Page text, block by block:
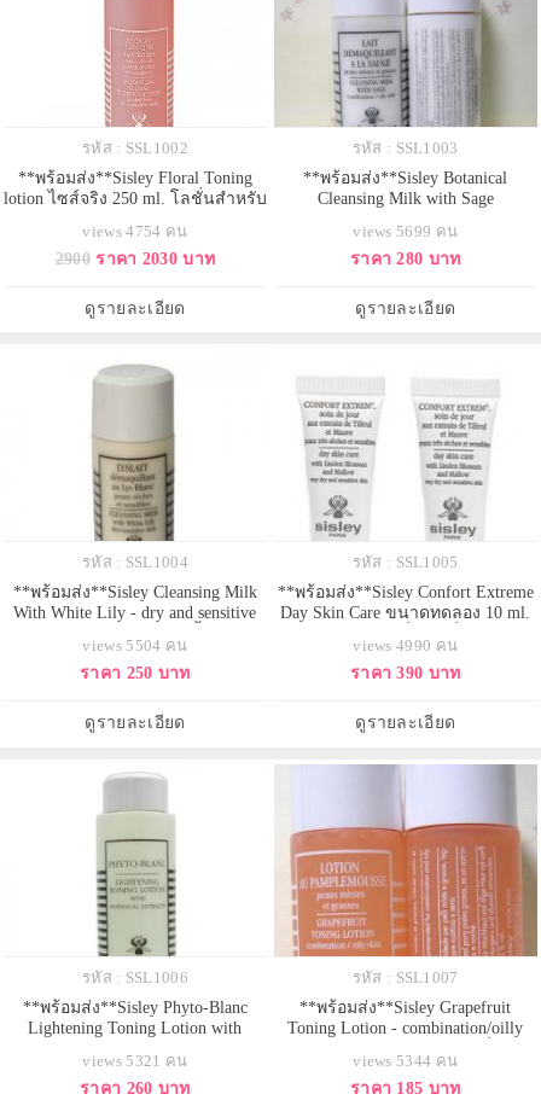
รหัส : SSL1002
**พร้อมส่ง**Sisley Floral Toning
lotion ไซส์จริง 250 ml. โลชั่นสำหรับ
ปราศจากแอลกอฮอล์ ช่วยผ่อนคลาย
ปรับสภาพผิว ให้ความรู้สึกสดชื่น
ให้กับผิว พร้อมทั้งทำความสะอาด
และช่วยกระชับรูขุมขน
views 4754 คน
2900 ราคา 2030 บาท
ดูรายละเอียด
รหัส : SSL1003
**พร้อมส่ง**Sisley Botanical
Cleansing Milk with Sage
30 ml. ครีมเนื้อนุ่มละเอียด ช่วยลบ
คราบเครื่องสำอาง สิ่งสกปรกและ
บริสุทธิ์นุ่มนวล ด้วยสารบำรุงจาก
สาเก ช่วยควบคุมความมันส่วนเกิน
views 5699 คน
ราคา 280 บาท
ดูรายละเอียด
รหัส : SSL1004
**พร้อมส่ง**Sisley Cleansing Milk
With White Lily - dry and sensitive
หน้าสารสกัดจากดอกลิลลี่ขาว ช่วย
เช็ดเครื่องสำอางออกได้อย่างหมดจด
เหมาะกับผิวแห้งแพ้ง่าย
views 5504 คน
ราคา 250 บาท
ดูรายละเอียด
รหัส : SSL1005
**พร้อมส่ง**Sisley Confort Extreme
Day Skin Care ขนาดทดลอง 10 ml.
ชื่นสดใส เหมาะสำหรับผิวแห้งและ
แพ้ง่าย
views 4990 คน
ราคา 390 บาท
ดูรายละเอียด
รหัส : SSL1006
**พร้อมส่ง**Sisley Phyto-Blanc
Lightening Toning Lotion with
ml. โลชั่นเช็ดหน้าปรับสภาพผิวคืนสู่
ความสมดุลย์ พร้อมเพิ่มความขาว
views 5321 คน
ราคา 260 บาท
รหัส : SSL1007
**พร้อมส่ง**Sisley Grapefruit
Toning Lotion - combination/oilly
สภาพผิว สารสกัดจากพืชธรรมชา
จากเกรปฟรุต ช่วยควบคุมการผลิต
views 5344 คน
ราคา 185 บาท